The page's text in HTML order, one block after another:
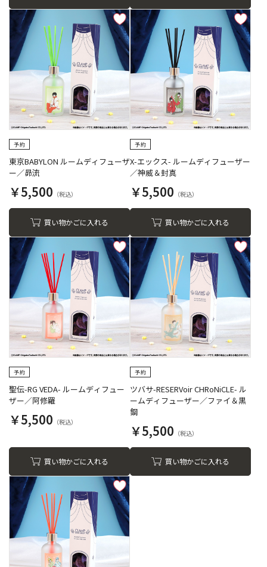
東京BABYLON ルームディフューザ
ー／昴流
￥5,500
買い物かごに入れる
X-エックス- ルームディフューザー
／神威＆封真
￥5,500
買い物かごに入れる
聖伝-RG VEDA- ルームディフュー
ザー／阿修羅
￥5,500
買い物かごに入れる
ツバサ-RESERVoir CHRoNiCLE- ル
ームディフューザー／ファイ＆黒
鋼
￥5,500
買い物かごに入れる